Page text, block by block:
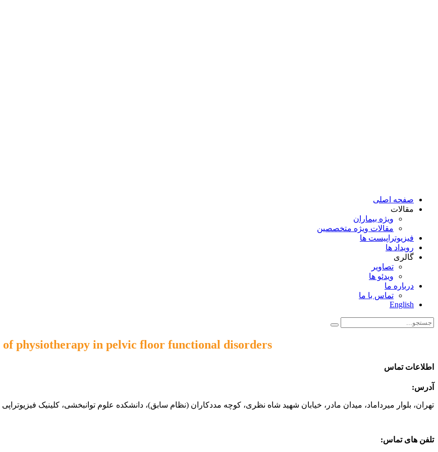
صفحه اصلی
مقالات
ویژه بیماران
مقالات ویژه متخصصین
فیزیوتراپیست ها
رویداد ها
گالری
تصاویر
ویدئو ها
درباره ما
تماس با ما
English
physiotherapy in pelvic floor functional disorders
اطلاعات تماس
آدرس:
تهران، بلوار میرداماد، میدان مادر، خیابان شهید شاه نظری، کوچه مددکاران (نظام سابق)، دانشکده علوم توانبخشی، کلینیک
تلفن های تماس: